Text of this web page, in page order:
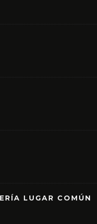
LUGAR COMÚN